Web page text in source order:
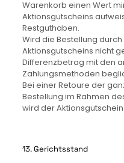
Warenkorb einen Wert
Aktionsgutscheins
Restguthaben.
Wird die Bestellung
Aktionsgutscheins nicht
Differenzbetrag mit den
Zahlungsmethoden
Bei einer Retoure der
Bestellung im Rahmen
wird der
13. Gerichtsstand